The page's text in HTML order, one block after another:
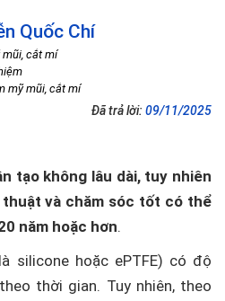
Quốc Chí
mũi, cắt mí
mỹ mũi, cắt mí
Đã trả lời: 09/11/2025
tạo không lâu dài, tuy nhiên
và chăm sóc tốt có thể
năm hoặc hơn.
silicone hoặc ePTFE) có độ
thời gian. Tuy nhiên, theo